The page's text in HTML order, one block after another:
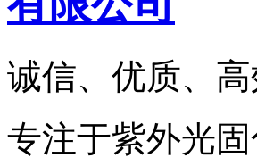
诚信、优质、
专注于紫外光